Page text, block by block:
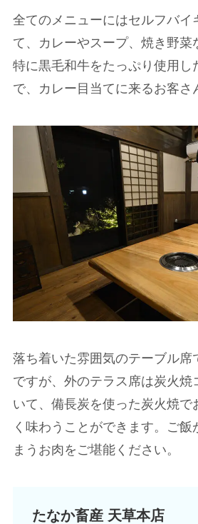
全てのメニューにはセルフバイ
て、カレーやスープ、焼き野菜
特に黒毛和牛をたっぷり使用し
で、カレー目当てに来るお客さ
落ち着いた雰囲気のテーブル席
ですが、外のテラス席は炭火焼
いて、備長炭を使った炭火焼で
く味わうことができます。ご飯
まうお肉をご堪能ください。
たなか畜産 天草本店